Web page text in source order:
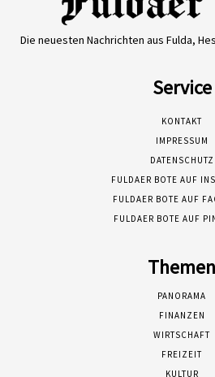
Die neuesten Nachrichten aus Fulda,
Service
KONTAKT
IMPRESSUM
DATENSCHUTZ
FULDAER BOTE AUF
FULDAER BOTE AUF
FULDAER BOTE AUF
Themen
PANORAMA
FINANZEN
WIRTSCHAFT
FREIZEIT
KULTUR